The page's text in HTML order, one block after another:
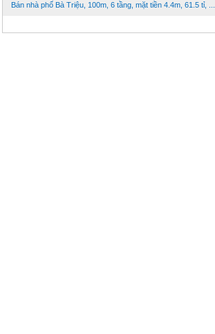
Bán nhà phố Bà Triệu, 100m, 6 tầng, mặt tiền 4.4m, 61.5 tỉ, ...